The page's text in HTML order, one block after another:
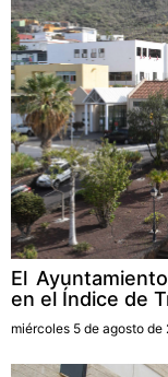
El
en el Índice de
miércoles 5 de agosto de